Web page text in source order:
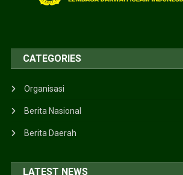
CATEGORIES
Organisasi
Berita Nasional
Berita Daerah
LATEST NEWS